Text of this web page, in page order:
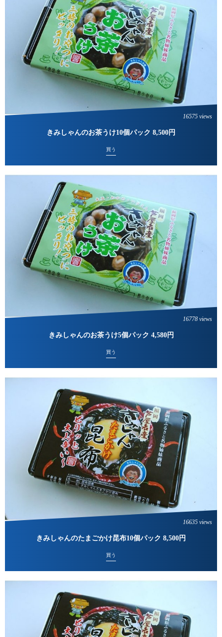
きみしゃんのお茶うけ10個パック 8,500円
買う
16575 views
きみしゃんのお茶うけ5個パック 4,580円
買う
16778 views
きみしゃんのたまごかけ昆布10個パック 8,500円
買う
16635 views